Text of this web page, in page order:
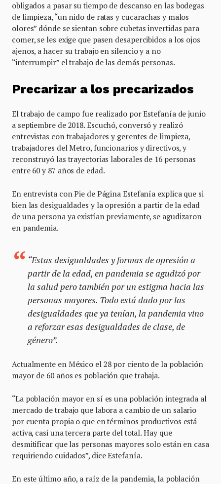
obligados a pasar su tiempo de descanso en las bodegas
de limpieza, “un nido de ratas y cucarachas y malos
olores” dónde se sientan sobre cubetas invertidas para
comer, se les exige que pasen desapercibidos a los ojos
ajenos, a hacer su trabajo en silencio y a no
“interrumpir” el trabajo de las demás personas.
Precarizar a los precarizados
El trabajo de campo fue realizado por Estefanía de junio
a septiembre de 2018. Escuchó, conversó y realizó
entrevistas con trabajadores y gerentes de limpieza,
trabajadores del Metro, funcionarios y directivos, y
reconstruyó las trayectorias laborales de 16 personas
entre 60 y 87 años de edad.
En entrevista con Pie de Página Estefanía explica que si
bien las desigualdades y la opresión a partir de la edad
de una persona ya existían previamente, se agudizaron
en pandemia.
“Estas desigualdades y formas de opresión a
partir de la edad, en pandemia se agudizó por
la salud pero también por un estigma hacia las
personas mayores. Todo está dado por las
desigualdades que ya tenían, la pandemia vino
a reforzar esas desigualdades de clase, de
género”.
Actualmente en México el 28 por ciento de la población
mayor de 60 años es población que trabaja.
“La población mayor en sí es una población integrada al
mercado de trabajo que labora a cambio de un salario
por cuenta propia o que en términos productivos está
activa, casi una tercera parte del total. Hay que
desmitificar que las personas mayores solo están en casa
requiriendo cuidados”, dice Estefanía.
En este último año, a raíz de la pandemia, la población